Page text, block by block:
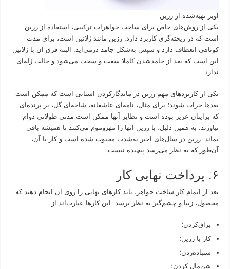
آویز تهیه‌شده از رزین
یکی از روش‌های خاص برای ساخت جواهرات ترکیبی، استفاده از رزین
است که در ریخته‌گری کاربرد دارد. رزین مانندژلاتین است، برای مدت
کوتاهی انعطاف دارد و سپس به‌شکل جامد درمی‌آید. البته فرق آن با ژلاتین
این است که بعد از جامدشدن کاملا سفت و سخت می‌شود و حالت ژله‌ای
ندارد.
یکی از کاربردهای مهم رزین در ماندگارکردن اشیایی است که ممکن است
بعدها خراب شوند؛ برای مثال، نامه‌ای عاشقانه، شاخه‌ای گل، پر پرنده‌ای
که برایتان عزیز بوده است و نظایر آنها ممکن است مدتی طولانی دوام
نیاورند. به همین دلیل، با رزین آنها را مهروموم می‌کنند تا همیشه باقی
بماند. رزین در سال‌های اخیر به‌شدت محبوب شده است و کار با آن،
آن‌طور که به نظر می‌رسد پیچیده نیست.
۶. پرداخت نهایی کار
بعد از اتمام کار ساخت جواهر، باید کارهای نهایی را روی آن انجام دهید که
محصول، زیبا و چشم‌گیر به نظر برسد. این کارها عبارت‌اند از:
براق‌کردن؛
کار با رزین؛
سنباده‌زدن؛
شن‌مال کردن؛